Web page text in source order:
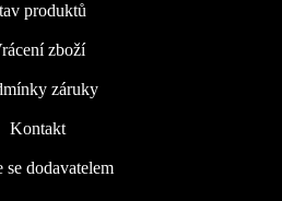
produktů
zboží
záruky
Kontakt
se dodavatelem